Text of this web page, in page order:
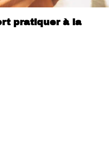
pratiquer à la